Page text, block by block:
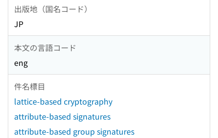
出版地（国名コード）
JP
本文の言語コード
eng
件名標目
lattice-based cryptography
attribute-based signatures
attribute-based group signatures